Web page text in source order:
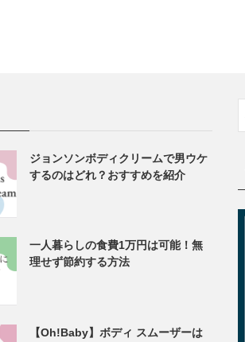
ジョンソンボディクリームで男ウケ
するのはどれ？おすすめを紹介
一人暮らしの食費1万円は可能！無
理せず節約する方法
【Oh!Baby】ボディ スムーザーは